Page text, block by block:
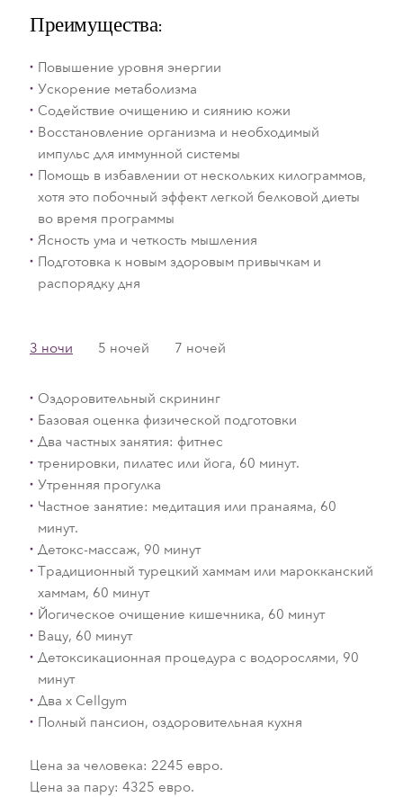
Преимущества:
Повышение уровня энергии
Ускорение метаболизма
Содействие очищению и сиянию кожи
Восстановление организма и необходимый
импульс для иммунной системы
Помощь в избавлении от нескольких килограммов,
хотя это побочный эффект легкой белковой диеты
во время программы
Ясность ума и четкость мышления
Подготовка к новым здоровым привычкам и
распорядку дня
3 ночи 5 ночей 7 ночей
Оздоровительный скрининг
Базовая оценка физической подготовки
Два частных занятия: фитнес
тренировки, пилатес или йога, 60 минут.
Утренняя прогулка
Частное занятие: медитация или пранаяма, 60
минут.
Детокс-массаж, 90 минут
Традиционный турецкий хаммам или марокканский
хаммам, 60 минут
Йогическое очищение кишечника, 60 минут
Вацу, 60 минут
Детоксикационная процедура с водорослями, 90
минут
Два х Cellgym
Полный пансион, оздоровительная кухня
Цена за человека: 2245 евро.
Цена за пару: 4325 евро.